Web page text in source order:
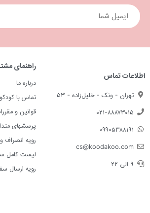
اطلاعات تماس
تهران - ونک - خلیل‌زاده - ۵۳
۰۲۱-۸۸۸۷۳۰۱۵
۰۹۹۰۵۳۸۸۱۹۱
cs@koodakoo.com
۹ الی ۲۲
راهنمای
درباره ما
تماس با کودکو
قوانین و
پرسشهای
رویه انصراف و
لیست کامل
رویه ارسال